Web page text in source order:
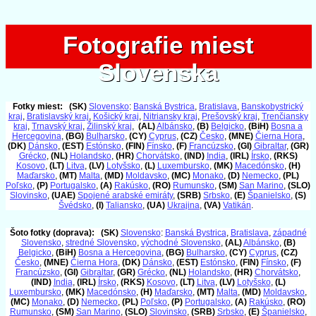
Fotografie miest
Slovenska
Fotografie miest
Slovenska
Fotky miest: (SK) Slovensko: Banská Bystrica, Bratislava, Banskobystrický
kraj, Bratislavský kraj, Košický kraj, Nitriansky kraj, Prešovský kraj, Trenčiansky
kraj, Trnavský kraj, Žilinský kraj, (AL)Albánsko, (B) Belgicko, (BiH) Bosna a
Hercegovina, (BG) Bulharsko, (CY) Cyprus, (CZ) Česko, (MNE) Čierna Hora,
(DK) Dánsko, (EST) Estónsko, (FIN) Fínsko, (F) Francúzsko, (GI) Gibraltar, (GR)
Grécko, (NL) Holandsko, (HR) Chorvátsko, (IND) India, (IRL) Írsko, (RKS)
Kosovo, (LT) Litva, (LV) Lotyšsko, (L) Luxembursko, (MK) Macedónsko, (H)
Maďarsko, (MT) Malta, (MD) Moldavsko, (MC) Monako, (D) Nemecko, (PL)
Poľsko, (P) Portugalsko, (A) Rakúsko, (RO) Rumunsko, (SM) San Marino, (SLO)
Slovinsko, (UAE) Spojené arabské emiráty, (SRB) Srbsko, (E) Španielsko, (S)
Švédsko, (I) Taliansko, (UA) Ukrajina, (VA) Vatikán.
Šoto fotky (doprava): (SK) Slovensko: Banská Bystrica, Bratislava, západné
Slovensko, stredné Slovensko, východné Slovensko, (AL)Albánsko, (B)
Belgicko, (BiH) Bosna a Hercegovina, (BG) Bulharsko, (CY) Cyprus, (CZ)
Česko, (MNE) Čierna Hora, (DK) Dánsko, (EST) Estónsko, (FIN) Fínsko, (F)
Francúzsko, (GI) Gibraltar, (GR) Grécko, (NL) Holandsko, (HR) Chorvátsko,
(IND) India, (IRL) Írsko, (RKS) Kosovo, (LT) Litva, (LV) Lotyšsko, (L)
Luxembursko, (MK) Macedónsko, (H) Maďarsko, (MT) Malta, (MD) Moldavsko,
(MC) Monako, (D) Nemecko, (PL) Poľsko, (P) Portugalsko, (A) Rakúsko, (RO)
Rumunsko, (SM) San Marino, (SLO) Slovinsko, (SRB) Srbsko, (E) Španielsko,